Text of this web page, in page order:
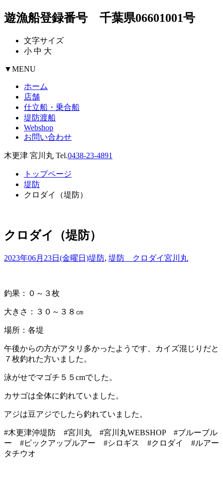
遊漁船登録番号 千葉県06601001号
文字サイズ
小 中 大
▼MENU
ホーム
店舗
仕立船・乗合船
堤防渡船
Webshop
お問い合わせ
木更津 宮川丸 Tel.0438-23-4891
トップページ
堤防
クロダイ（堤防）
クロダイ（堤防）
2023年06月23日(金曜日)堤防, 堤防 クロダイ宮川丸
釣果：０～３枚
大きさ：３０～３８㎝
場所：各堤
午後からの方がアタリ多かったようです、カイズ混じりだと
７枚釣れた方いました。
泳がせでマゴチ５５cmでした。
カサゴは全体に釣れていました。
アジは豆アジでしたら釣れていました。
#木更津沖堤防 #宮川丸 #宮川丸WEBSHOP #ブルーブル
ー #ピックアップルアー #シロギス #クロダイ #ルアー
タチウオ